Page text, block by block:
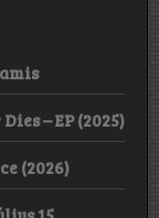
– EP (2025)
(2026)